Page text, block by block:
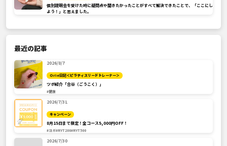
個別説明会を受けた時に疑問点や聞きたかったことがすべて解決できたことで、「ここにし
よう！」と思えました。
最近の記事
2026/8/7
Orie日記＜ピラティスリードトレーナー＞
ツボ紹介「合谷（ごうこく）」
#健康
2026/7/31
キャンペーン
8月15日まで限定！全コース5,000円OFF！
#ヨガ#RYT200#RYT500
2026/7/30